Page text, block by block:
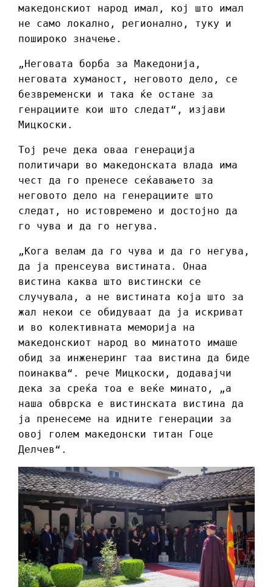
македонскиот народ имал, кој што имал
не само локално, регионално, туку и
пошироко значење.
„Неговата борба за Македонија,
неговата хуманост, неговото дело, се
безвременски и така ќе остане за
генрациите кои што следат“, изјави
Мицкоски.
Тој рече дека оваа генерација
политичари во македонската влада има
чест да го пренесе сеќавањето за
неговото дело на генерациите што
следат, но истовремено и достојно да
го чува и да го негува.
„Кога велам да го чува и да го негува,
да ја пренсеува вистината. Онаа
вистина каква што вистински се
случувала, а не вистината која што за
жал некои се обидуваат да ја искриват
и во колективната меморија на
македонскиот народ во минатото имаше
обид за инженеринг таа вистина да биде
поинаква“. рече Мицкоски, додавајчи
дека за среќа тоа е веќе минато, „а
наша обврска е вистинската вистина да
ја пренесеме на идните генерации за
овој голем македонски титан Гоце
Делчев“.